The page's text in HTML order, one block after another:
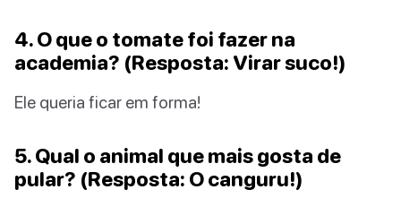
4. O que o tomate foi fazer na
academia? (Resposta: Virar suco!)
Ele queria ficar em forma!
5. Qual o animal que mais gosta de
pular? (Resposta: O canguru!)